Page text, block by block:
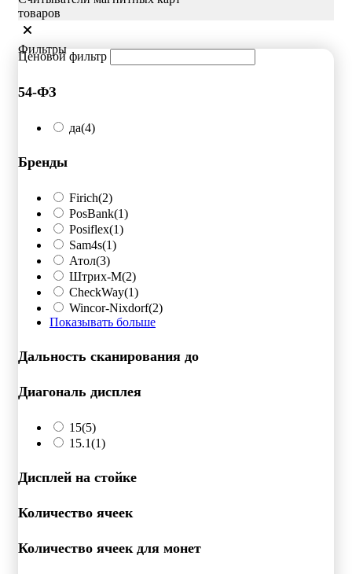
товаров
Фильтры
Ценовой фильтр
54-ФЗ
да(4)
Бренды
Firich(2)
PosBank(1)
Posiflex(1)
Sam4s(1)
Атол(3)
Штрих-М(2)
CheckWay(1)
Wincor-Nixdorf(2)
Показывать больше
Дальность сканирования до
Диагональ дисплея
15(5)
15.1(1)
Дисплей на стойке
Количество ячеек
Количество ячеек для монет